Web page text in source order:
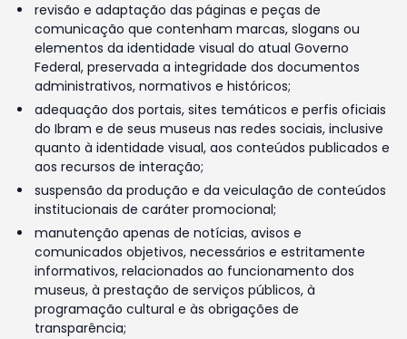
revisão e adaptação das páginas e peças de
comunicação que contenham marcas, slogans ou
elementos da identidade visual do atual Governo
Federal, preservada a integridade dos documentos
administrativos, normativos e históricos;
adequação dos portais, sites temáticos e perfis oficiais
do Ibram e de seus museus nas redes sociais, inclusive
quanto à identidade visual, aos conteúdos publicados e
aos recursos de interação;
suspensão da produção e da veiculação de conteúdos
institucionais de caráter promocional;
manutenção apenas de notícias, avisos e
comunicados objetivos, necessários e estritamente
informativos, relacionados ao funcionamento dos
museus, à prestação de serviços públicos, à
programação cultural e às obrigações de
transparência;